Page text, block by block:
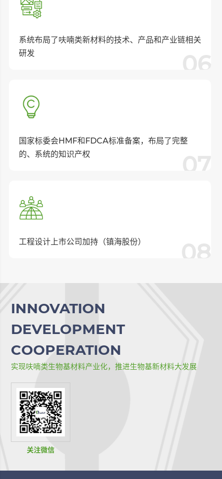
系统布局了呋喃类新材料的技术、产品和产业链相关
研发
06
国家标委会HMF和FDCA标准备案，布局了完整
的、系统的知识产权
07
⼯程设计上市公司加持（镇海股份） 08
INNOVATION
DEVELOPMENT
COOPERATION
实现呋喃类生物基材料产业化，推进生物基新材料大发展
关注微信